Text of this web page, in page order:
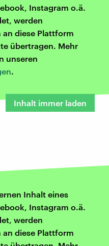
Instagram o.ä.
werden
an diese Plattform
übertragen. Mehr
unseren
.
Inhalt immer laden
Inhalt eines
Instagram o.ä.
werden
an diese Plattform